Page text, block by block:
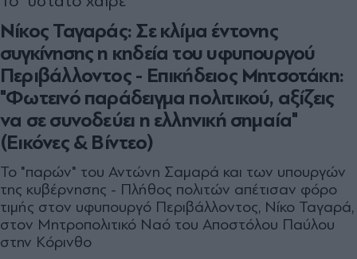
Νίκος Ταγαράς: Σε κλίμα έντονης
συγκίνησης η κηδεία του υφυπουργού
Περιβάλλοντος - Επικήδειος Μητσοτάκη:
"Φωτεινό παράδειγμα πολιτικού, αξίζεις
να σε συνοδεύει η ελληνική σημαία"
(Εικόνες & Βίντεο)
Το "παρών" του Αντώνη Σαμαρά και των υπουργών
της κυβέρνησης - Πλήθος πολιτών απέτισαν φόρο
τιμής στον υφυπουργό Περιβάλλοντος, Νίκο Ταγαρά,
στον Μητροπολιτικό Ναό του Αποστόλου Παύλου
στην Κόρινθο